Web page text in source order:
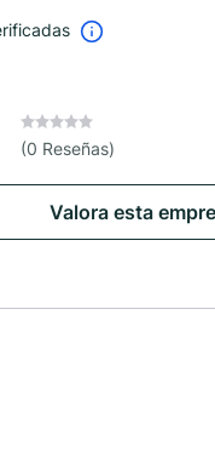
(0 Reseñas)
Valora esta